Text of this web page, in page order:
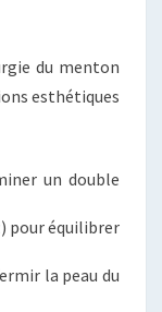
du menton
esthétiques
un double
pour équilibrer
la peau du